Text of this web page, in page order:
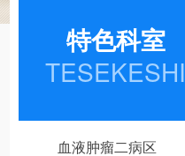
特色科室
TESEKESHI
血液肿瘤二病区